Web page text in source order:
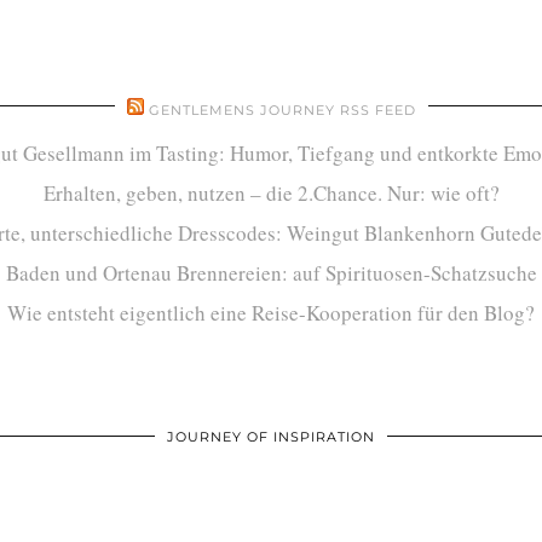
GENTLEMENS JOURNEY RSS FEED
Gesellmann im Tasting: Humor, Tiefgang und entkorkte
Erhalten, geben, nutzen – die 2.Chance. Nur: wie oft?
unterschiedliche Dresscodes: Weingut Blankenhorn
Baden und Ortenau Brennereien: auf Spirituosen-Schatzsuche
Wie entsteht eigentlich eine Reise-Kooperation für den Blog?
JOURNEY OF INSPIRATION